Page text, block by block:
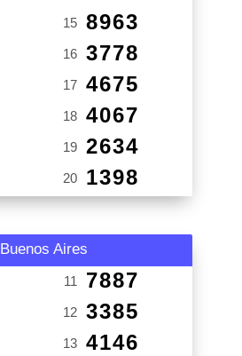
15 8963
16 3778
17 4675
18 4067
19 2634
20 1398
Buenos Aires
11 7887
12 3385
13 4146